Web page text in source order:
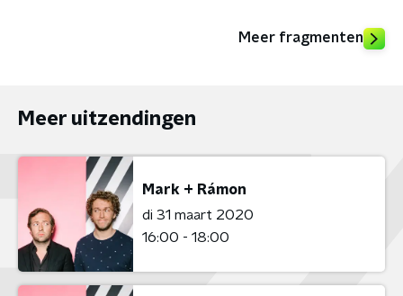
Meer fragmenten
Meer uitzendingen
Mark + Rámon
di 31 maart 2020
16:00 - 18:00